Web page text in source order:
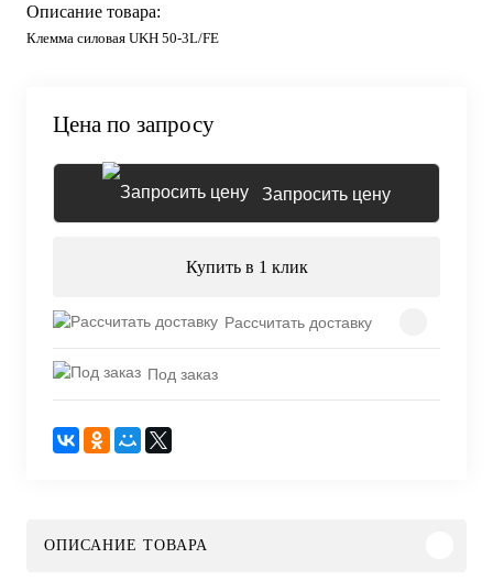
Описание товара:
Клемма силовая UKH 50-3L/FE
Цена по запросу
Запросить цену
Купить в 1 клик
Рассчитать доставку
Под заказ
ОПИСАНИЕ ТОВАРА